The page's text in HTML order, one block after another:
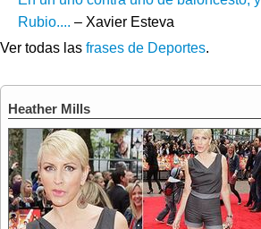
Rubio.... – Xavier Esteva
Ver todas las frases de Deportes.
Heather Mills